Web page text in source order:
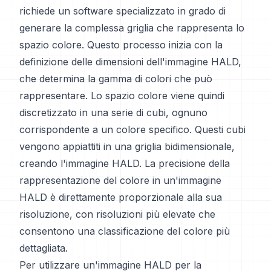
richiede un software specializzato in grado di
generare la complessa griglia che rappresenta lo
spazio colore. Questo processo inizia con la
definizione delle dimensioni dell'immagine HALD,
che determina la gamma di colori che può
rappresentare. Lo spazio colore viene quindi
discretizzato in una serie di cubi, ognuno
corrispondente a un colore specifico. Questi cubi
vengono appiattiti in una griglia bidimensionale,
creando l'immagine HALD. La precisione della
rappresentazione del colore in un'immagine
HALD è direttamente proporzionale alla sua
risoluzione, con risoluzioni più elevate che
consentono una classificazione del colore più
dettagliata.
Per utilizzare un'immagine HALD per la